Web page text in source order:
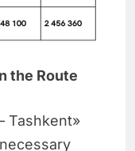
the Route
Tashkent»